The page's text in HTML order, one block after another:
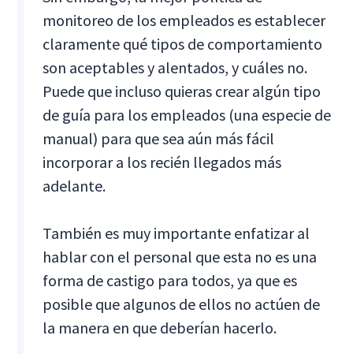
monitoreo de los empleados es establecer
claramente qué tipos de comportamiento
son aceptables y alentados, y cuáles no.
Puede que incluso quieras crear algún tipo
de guía para los empleados (una especie de
manual) para que sea aún más fácil
incorporar a los recién llegados más
adelante.
También es muy importante enfatizar al
hablar con el personal que esta no es una
forma de castigo para todos, ya que es
posible que algunos de ellos no actúen de
la manera en que deberían hacerlo.